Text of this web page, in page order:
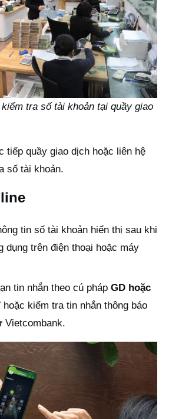
tra số tài khoản tại quầy giao
tiếp quầy giao dịch hoặc liên hệ
số tài khoản.
tin số tài khoản hiển thị sau khi
dụng trên điện thoại hoặc máy
tin nhắn theo cú pháp GD hoặc
hoặc kiểm tra tin nhắn thông báo
Vietcombank.